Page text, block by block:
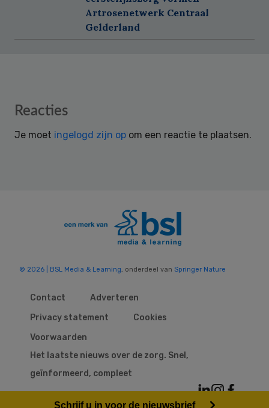
Artrosenetwerk Centraal
Gelderland
Reader
Reacties
Je moet ingelogd zijn op om een reactie te plaatsen.
© 2026 | BSL Media & Learning, onderdeel van Springer Nature
Contact
Adverteren
Privacy statement
Cookies
Voorwaarden
Het laatste nieuws over de zorg. Snel,
geïnformeerd, compleet
Schrijf u in voor de nieuwsbrief